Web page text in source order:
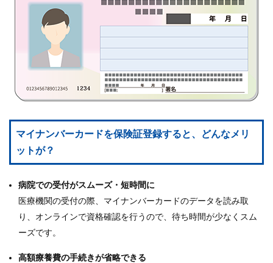
マイナンバーカードを保険証登録すると、どんなメリ
ットが？
病院での受付がスムーズ・短時間に
医療機関の受付の際、マイナンバーカードのデータを読み取
り、オンラインで資格確認を行うので、待ち時間が少なくスム
ーズです。
高額療養費の手続きが省略できる